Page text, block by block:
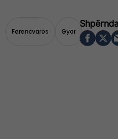
Ferencvaros Gyor